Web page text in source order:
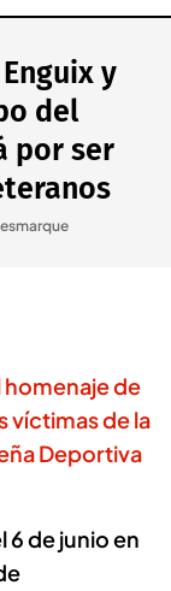
y
del
por ser
homenaje de
víctimas de la
Deportiva
6 de junio en